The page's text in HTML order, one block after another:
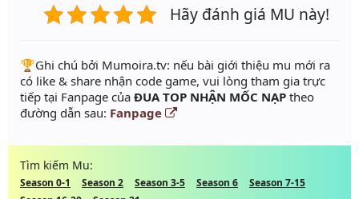
Hãy đánh giá MU này!
️🏆Ghi chú bởi Mumoira.tv: nếu bài giới thiệu mu mới ra
có like & share nhận code game, vui lòng tham gia trực
tiếp tại Fanpage của ĐUA TOP NHẬN MỐC NẠP theo
đường dẫn sau: Fanpage
Tìm kiếm Mu:
Season 0-1 Season 2 Season 3-5 Season 6
Season 7-15